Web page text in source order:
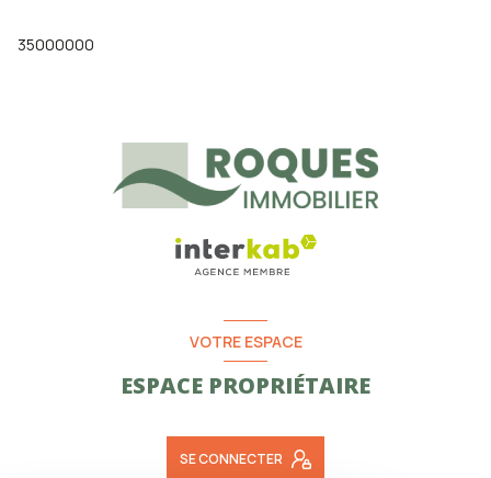
35000000
VOTRE ESPACE
ESPACE PROPRIÉTAIRE
SE CONNECTER